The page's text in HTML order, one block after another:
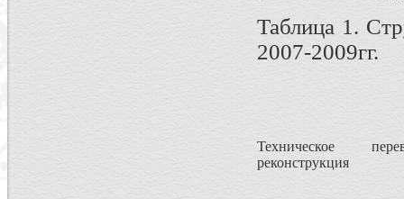
Таблица 1.
2007-2009гг.
Техническое
реконструкция